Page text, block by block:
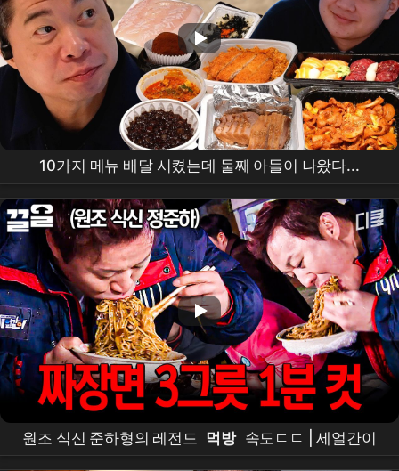
10가지 메뉴 배달 시켰는데 둘째 아들이 나왔다...
원조 식신 준하형의 레전드 먹방 속도ㄷㄷ | 세얼간이